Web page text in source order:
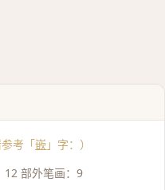
考「嵌 」字：）
12 部外笔画：9